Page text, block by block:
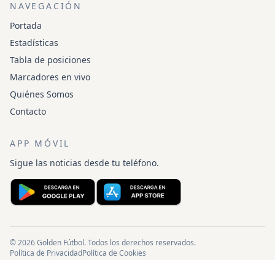
NAVEGACIÓN
Portada
Estadísticas
Tabla de posiciones
Marcadores en vivo
Quiénes Somos
Contacto
APP MÓVIL
Sigue las noticias desde tu teléfono.
© 2026 Golden Fútbol. Todos los derechos reservados.
Política de PrivacidadPolítica de Cookies